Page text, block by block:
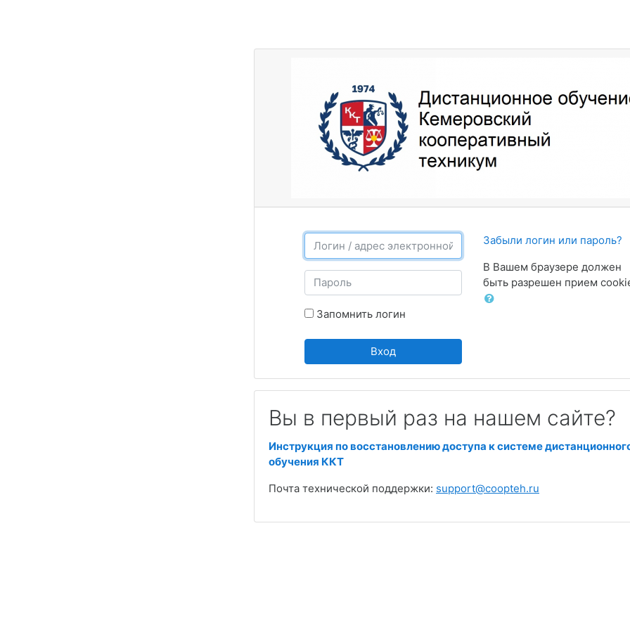
Логин / адрес электронной почты
Пароль
Запомнить логин
Вход
Забыли логин или пароль?
В Вашем браузере должен
быть разрешен прием
Вы в первый раз на нашем сайте?
Инструкция по восстановлению доступа к системе
обучения ККТ
Почта технической поддержки: support@coopteh.ru